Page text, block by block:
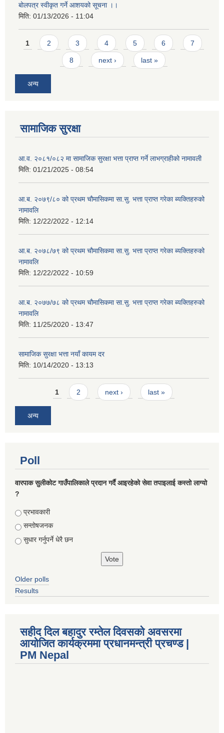
बोलपत्र स्वीकृत गर्ने आशयको सूचना ।।
मिति: 01/13/2026 - 11:04
Pages
1 2 3 4 5 6 7
8 next › last »
अन्य
सामाजिक सुरक्षा
आ.व. २०८१/०८२ मा सामाजिक सुरक्षा भत्ता प्राप्त गर्ने लाभग्राहीको नामावली
मिति: 01/21/2025 - 08:54
आ.ब. २०७९/८० को प्रथम चौमासिकमा सा.सु. भत्ता प्राप्त गरेका ब्यक्तिहरुको
नामावलि
मिति: 12/22/2022 - 12:14
आ.ब. २०७८/७९ को प्रथम चौमासिकमा सा.सु. भत्ता प्राप्त गरेका ब्यक्तिहरुको
नामावलि
मिति: 12/22/2022 - 10:59
आ.ब. २०७७/७८ को प्रथम चौमासिकमा सा.सु. भत्ता प्राप्त गरेका ब्यक्तिहरुको
नामावलि
मिति: 11/25/2020 - 13:47
सामाजिक सुरक्षा भत्ता नयाँ कायम दर
मिति: 10/14/2020 - 13:13
Pages1 2 next › last »
अन्य
Poll
वारपाक सुलीकोट गाउँपालिकाले प्रदान गर्दै आइरहेको सेवा तपाइलाई कस्तो लाग्यो
?
Choices
प्रभावकारी
सन्तोषजनक
सुधार गर्नुपर्ने धेरै छन
Older polls
Results
सहीद दिल बहादुर रम्तेल दिवसको अवसरमा
आयोजित कार्यक्रममा प्रधानमन्त्री प्रचण्ड |
PM Nepal